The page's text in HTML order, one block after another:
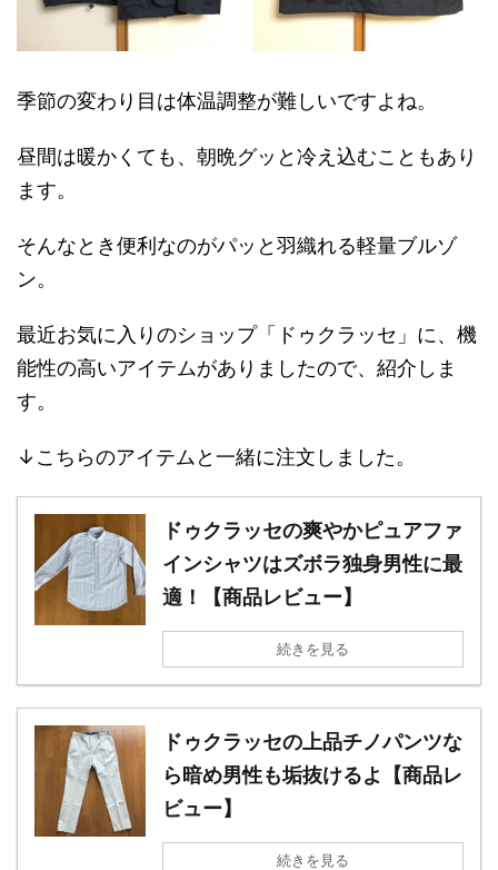
季節の変わり目は体温調整が難しいですよね。
昼間は暖かくても、朝晩グッと冷え込むこともあり
ます。
そんなとき便利なのがパッと羽織れる軽量ブルゾ
ン。
最近お気に入りのショップ「ドゥクラッセ」に、機
能性の高いアイテムがありましたので、紹介しま
す。
↓こちらのアイテムと一緒に注文しました。
ドゥクラッセの爽やかピュアファ
インシャツはズボラ独身男性に最
適！【商品レビュー】
続きを見る
ドゥクラッセの上品チノパンツな
ら暗め男性も垢抜けるよ【商品レ
ビュー】
続きを見る